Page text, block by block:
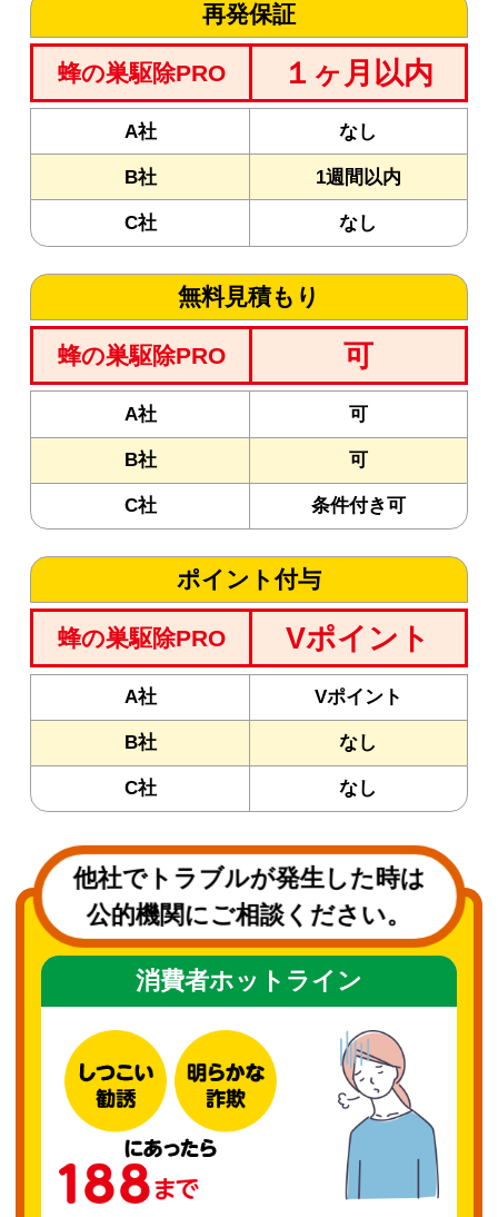
再発保証
蜂の巣駆除PRO １ヶ月以内
A社 なし
B社 1週間以内
C社 なし
無料見積もり
蜂の巣駆除PRO 可
A社 可
B社 可
C社 条件付き可
ポイント付与
蜂の巣駆除PRO Vポイント
A社 Vポイント
B社 なし
C社 なし
他社でトラブルが発生した時は
公的機関にご相談ください。
消費者ホットライン